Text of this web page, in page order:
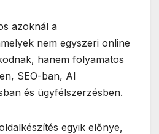
azoknál a
nem egyszeri online
hanem folyamatos
SEO-ban, AI
és ügyfélszerzésben.
egyik előnye,